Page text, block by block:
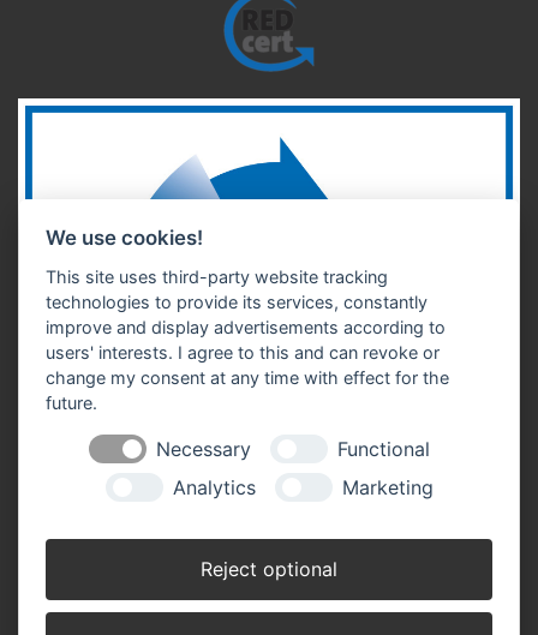
We use cookies!
This site uses third-party website tracking
technologies to provide its services, constantly
improve and display advertisements according to
users' interests. I agree to this and can revoke or
change my consent at any time with effect for the
future.
Necessary
Functional
Analytics
Marketing
Reject optional